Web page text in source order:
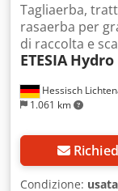
Hessisch
1.061 km
Tagliaerba,
rasaerba per
di raccolta e
ETESIA Hydro
Condizione: usata